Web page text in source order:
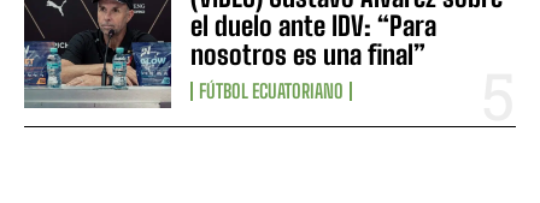
el duelo ante IDV: “Para
nosotros es una final”
FÚTBOL ECUATORIANO